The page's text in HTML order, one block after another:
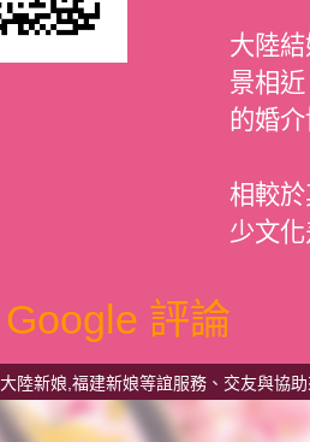
大陸
景相
的婚
相較
少文
評論
建新娘等誼服務、交友與協助來台